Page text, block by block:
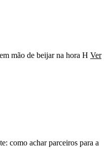
mão de beijar na hora H Ver
como achar parceiros para a